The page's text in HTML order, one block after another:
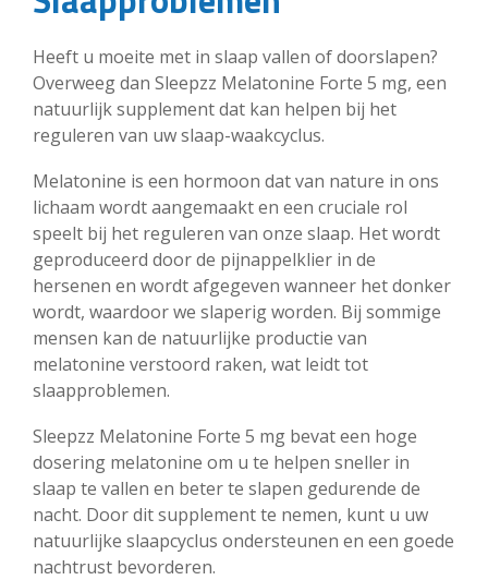
Heeft u moeite met in slaap vallen of doorslapen?
Overweeg dan Sleepzz Melatonine Forte 5 mg, een
natuurlijk supplement dat kan helpen bij het
reguleren van uw slaap-waakcyclus.
Melatonine is een hormoon dat van nature in ons
lichaam wordt aangemaakt en een cruciale rol
speelt bij het reguleren van onze slaap. Het wordt
geproduceerd door de pijnappelklier in de
hersenen en wordt afgegeven wanneer het donker
wordt, waardoor we slaperig worden. Bij sommige
mensen kan de natuurlijke productie van
melatonine verstoord raken, wat leidt tot
slaapproblemen.
Sleepzz Melatonine Forte 5 mg bevat een hoge
dosering melatonine om u te helpen sneller in
slaap te vallen en beter te slapen gedurende de
nacht. Door dit supplement te nemen, kunt u uw
natuurlijke slaapcyclus ondersteunen en een goede
nachtrust bevorderen.